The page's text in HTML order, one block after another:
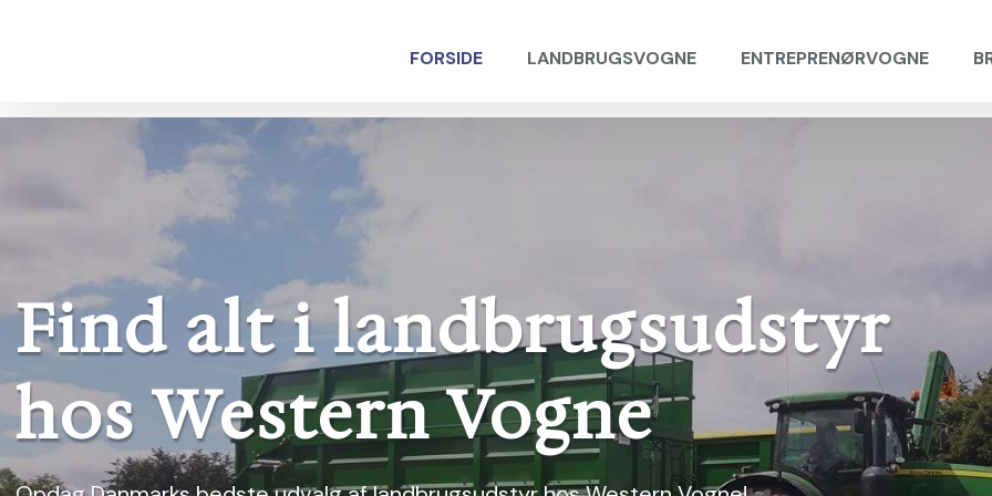
FORSIDE LANDBRUGSVOGNE ENTREPRENØRVOGNE
Find alt i landbrugsudstyr
​hos Western Vogne